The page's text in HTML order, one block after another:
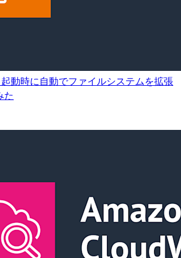
動時に自動でファイルシステムを拡張
た